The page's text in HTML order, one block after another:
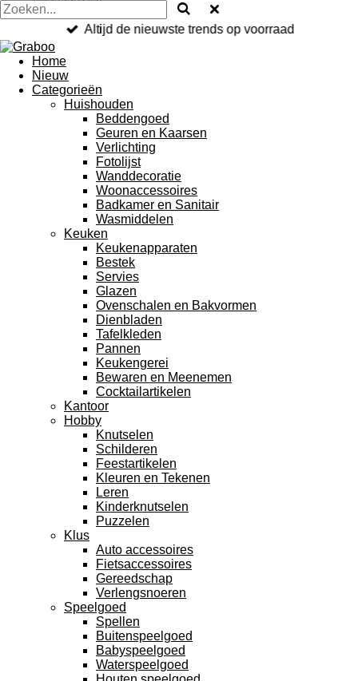
Altijd de nieuwste trends op voorraad
Home
Nieuw
Categorieën
Huishouden
Beddengoed
Geuren en Kaarsen
Verlichting
Fotolijst
Wanddecoratie
Woonaccessoires
Badkamer en Sanitair
Wasmiddelen
Keuken
Keukenapparaten
Bestek
Servies
Glazen
Ovenschalen en Bakvormen
Dienbladen
Tafelkleden
Pannen
Keukengerei
Bewaren en Meenemen
Cocktailartikelen
Kantoor
Hobby
Knutselen
Schilderen
Feestartikelen
Kleuren en Tekenen
Leren
Kinderknutselen
Puzzelen
Klus
Auto accessoires
Fietsaccessoires
Gereedschap
Verlengsnoeren
Speelgoed
Spellen
Buitenspeelgoed
Babyspeelgoed
Waterspeelgoed